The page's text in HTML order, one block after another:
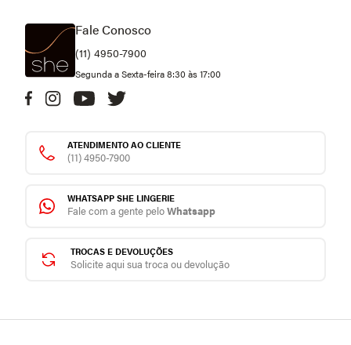
Fale Conosco
(11) 4950-7900
Segunda a Sexta-feira 8:30 às 17:00
ATENDIMENTO AO CLIENTE
(11) 4950-7900
WHATSAPP SHE LINGERIE
Fale com a gente peloWhatsapp
TROCAS E DEVOLUÇÕES
Solicite aqui sua troca ou devolução